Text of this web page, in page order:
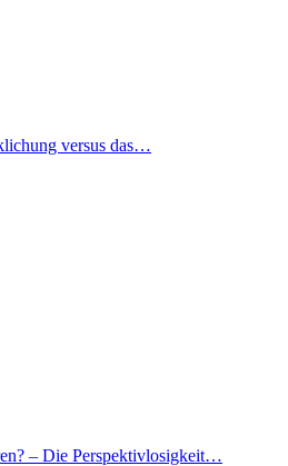
versus das…
– Die Perspektivlosigkeit…